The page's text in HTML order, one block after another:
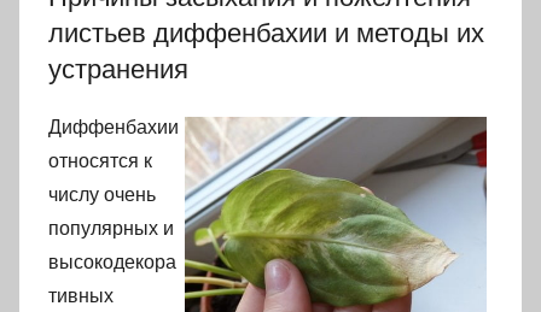
листьев диффенбахии и методы их
устранения
Диффенбахии
относятся к
числу очень
популярных и
высокодекора
тивных